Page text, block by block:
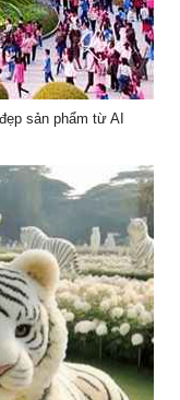
sản phẩm từ AI